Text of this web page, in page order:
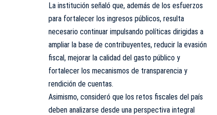
La institución señaló que, además de los esfuerzos
para fortalecer los ingresos públicos, resulta
necesario continuar impulsando políticas dirigidas a
ampliar la base de contribuyentes, reducir la evasión
fiscal, mejorar la calidad del gasto público y
fortalecer los mecanismos de transparencia y
rendición de cuentas.
Asimismo, consideró que los retos fiscales del país
deben analizarse desde una perspectiva integral